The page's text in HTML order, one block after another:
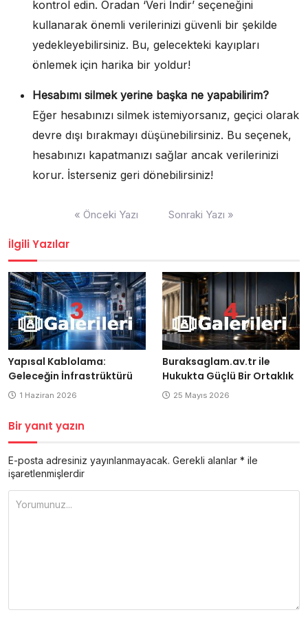
kontrol edin. Oradan ‘Veri İndir’ seçeneğini
kullanarak önemli verilerinizi güvenli bir şekilde
yedekleyebilirsiniz. Bu, gelecekteki kayıpları
önlemek için harika bir yoldur!
Hesabımı silmek yerine başka ne yapabilirim?
Eğer hesabınızı silmek istemiyorsanız, geçici olarak
devre dışı bırakmayı düşünebilirsiniz. Bu seçenek,
hesabınızı kapatmanızı sağlar ancak verilerinizi
korur. İsterseniz geri dönebilirsiniz!
« Önceki Yazı Sonraki Yazı »
İlgili Yazılar
Yapısal Kablolama:
Geleceğin İnfrastrüktürü
1 Haziran 2026
Buraksaglam.av.tr ile
Hukukta Güçlü Bir Ortaklık
25 Mayıs 2026
Bir yanıt yazın
E-posta adresiniz yayınlanmayacak. Gerekli alanlar * ile
işaretlenmişlerdir